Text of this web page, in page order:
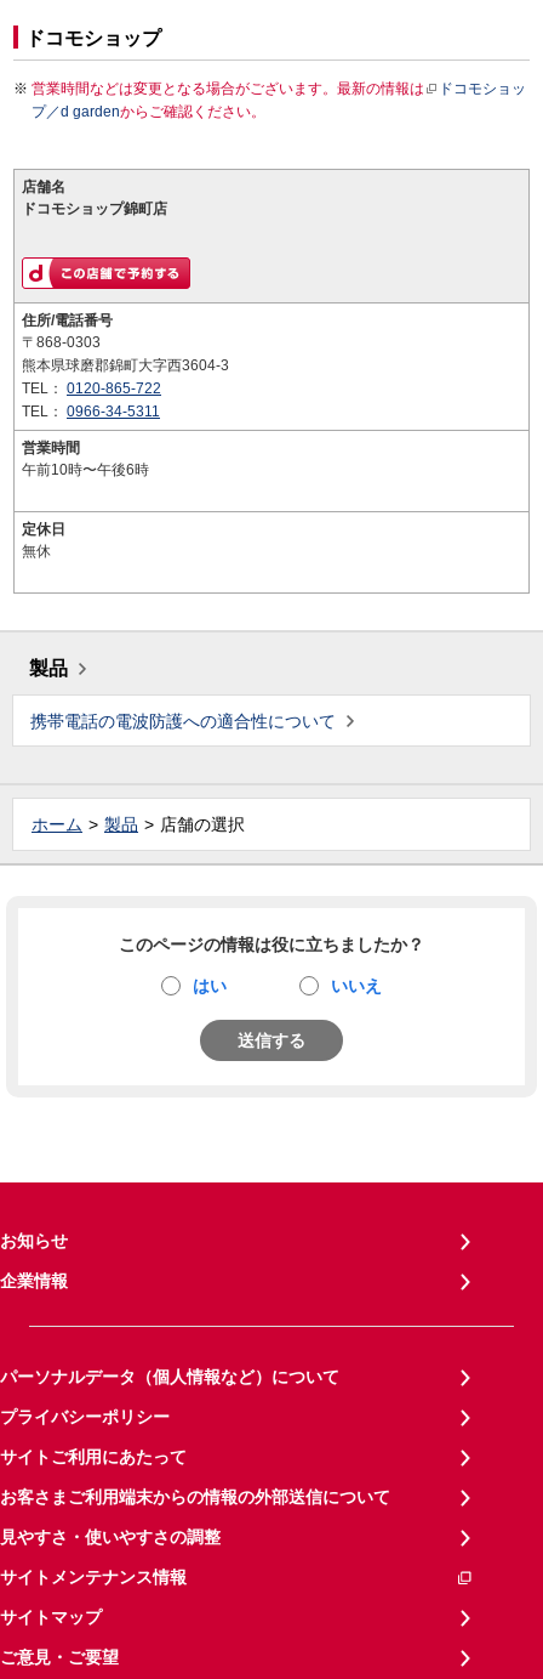
ドコモショップ
営業時間などは変更となる場合がございます。最新の情報は
ドコモショッ
プ／d gardenからご確認ください。
店舗名
ドコモショップ錦町店
住所/電話番号
〒868-0303
熊本県球磨郡錦町大字西3604-3
TEL： 0120-865-722
TEL： 0966-34-5311
営業時間
午前10時〜午後6時
定休日
無休
製品
携帯電話の電波防護への適合性について
ホーム 製品 店舗の選択
このページの情報は役に立ちましたか？
はい いいえ
送信する
お知らせ
企業情報
パーソナルデータ（個人情報など）について
プライバシーポリシー
サイトご利用にあたって
お客さまご利用端末からの情報の外部送信について
見やすさ・使いやすさの調整
サイトメンテナンス情報
サイトマップ
ご意見・ご要望